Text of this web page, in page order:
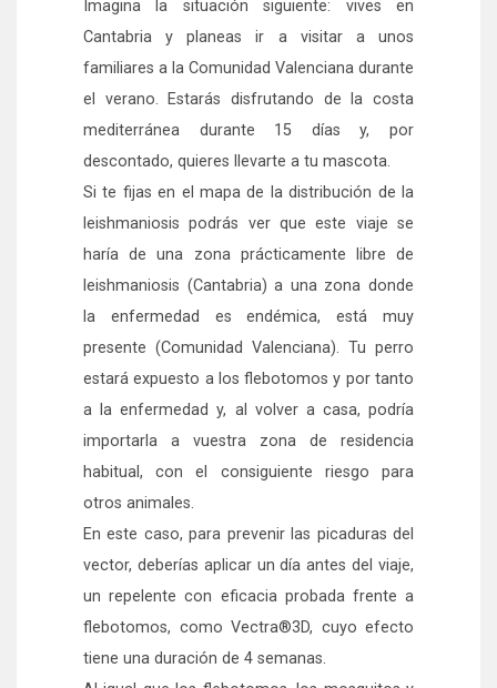
Imagina la situación siguiente: vives en
Cantabria y planeas ir a visitar a unos
familiares a la Comunidad Valenciana durante
el verano. Estarás disfrutando de la costa
mediterránea durante 15 días y, por
descontado, quieres llevarte a tu mascota.
Si te fijas en el mapa de la distribución de la
leishmaniosis podrás ver que este viaje se
haría de una zona prácticamente libre de
leishmaniosis (Cantabria) a una zona donde
la enfermedad es endémica, está muy
presente (Comunidad Valenciana). Tu perro
estará expuesto a los flebotomos y por tanto
a la enfermedad y, al volver a casa, podría
importarla a vuestra zona de residencia
habitual, con el consiguiente riesgo para
otros animales.
En este caso, para prevenir las picaduras del
vector, deberías aplicar un día antes del viaje,
un repelente con eficacia probada frente a
flebotomos, como Vectra®3D, cuyo efecto
tiene una duración de 4 semanas.